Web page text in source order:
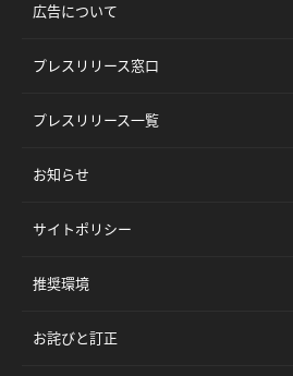
広告について
プレスリリース窓口
プレスリリース一覧
お知らせ
サイトポリシー
推奨環境
お詫びと訂正